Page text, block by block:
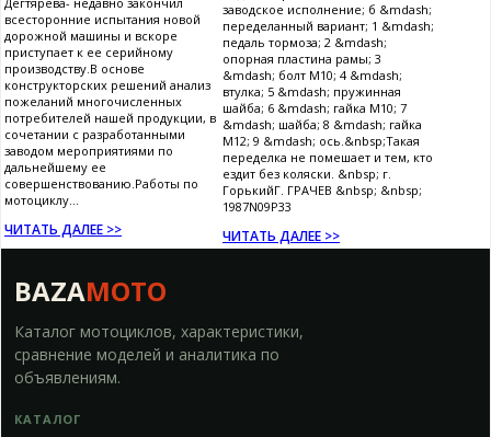
всесторонние испытания новой
дорожной машины и вскоре
приступает к ее серийному
производству.В основе
конструкторских решений анализ
пожеланий многочисленных
потребителей нашей продукции, в
сочетании с разработанными
заводом мероприятиями по
дальнейшему ее
совершенствованию.Работы по
мотоциклу...
ЧИТАТЬ ДАЛЕЕ >>
заводское исполнение; б &mdash;
переделанный вариант; 1 &mdash;
педаль тормоза; 2 &mdash;
опорная пластина рамы; 3
&mdash; болт М10; 4 &mdash;
втулка; 5 &mdash; пружинная
шайба; 6 &mdash; гайка М10; 7
&mdash; шайба; 8 &mdash; гайка
М12; 9 &mdash; ось.&nbsp;Такая
переделка не помешает и тем, кто
ездит без коляски. &nbsp; г.
ГорькийГ. ГРАЧЕВ &nbsp; &nbsp;
1987N09P33
ЧИТАТЬ ДАЛЕЕ >>
BAZAMOTO
Каталог мотоциклов, характеристики,
сравнение моделей и аналитика по
объявлениям.
КАТАЛОГ